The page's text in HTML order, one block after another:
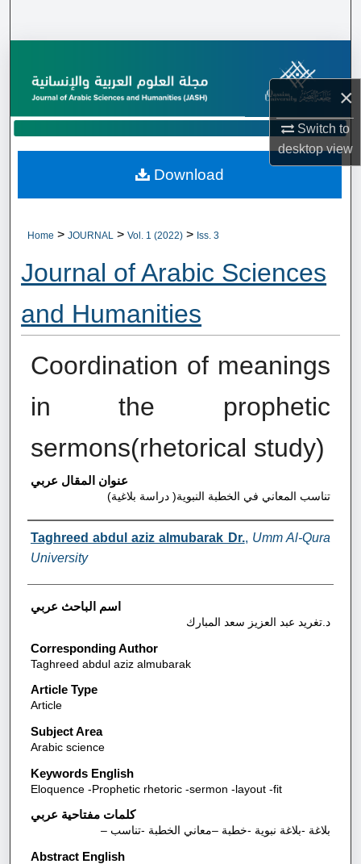
×
Switch to
desktopview
My Account
About
Digital Commons Network™
Home > JOURNAL > Vol. 1 (2022) > Iss. 3
Journal of Arabic Sciences
and Humanities
Coordination of meanings
in the prophetic
sermons(rhetorical study)
عنوان المقال عربي
تناسب المعاني في الخطبة النبوية( دراسة بلاغية)
Authors
Taghreed abdul aziz almubarak Dr., Umm Al-Qura
University
اسم الباحث عربي
د.تغريد عبد العزيز سعد المبارك
Corresponding Author
Taghreed abdul aziz almubarak
Article Type
Article
Subject Area
Arabic science
Keywords English
Eloquence -Prophetic rhetoric -sermon -layout -fit
كلمات مفتاحية عربي
بلاغة -بلاغة نبوية -خطبة –معاني الخطبة -تناسب –
Abstract English
Download